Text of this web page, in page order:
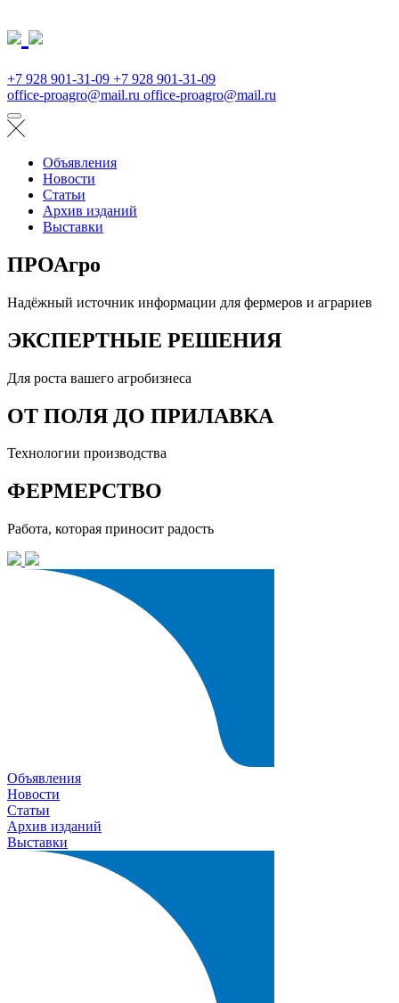
+7 928 901-31-09 +7 928 901-31-09
office-proagro@mail.ru office-proagro@mail.ru
Объявления
Новости
Статьи
Архив изданий
Выставки
ПРОАгро
Надёжный источник информации для фермеров и аграриев
ЭКСПЕРТНЫЕ РЕШЕНИЯ
Для роста вашего агробизнеса
ОТ ПОЛЯ ДО ПРИЛАВКА
Технологии производства
ФЕРМЕРСТВО
Работа, которая приносит радость
Объявления
Новости
Статьи
Архив изданий
Выставки